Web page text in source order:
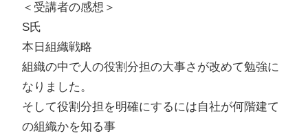
＜受講者の感想＞
S氏
本日組織戦略
組織の中で人の役割分担の大事さが改めて勉強に
なりました。
そして役割分担を明確にするには自社が何階建て
の組織かを知る事